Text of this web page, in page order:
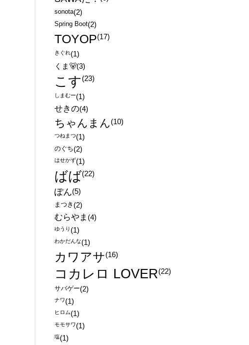
sonota(2)
Spring Boot(2)
TOYOP(17)
きぐれ(1)
くま🐻(3)
こす(23)
しまむー(1)
せきの(4)
ちゃんまん(10)
つねまつ(1)
のぐち(2)
はせかず(1)
ばば(22)
ぽん(5)
まつき (2)
むらやま (4)
ゆうり (1)
わかだんな(1)
カワアサ(16)
コカレロ LOVER(22)
サバゲー(2)
ナワ(1)
ヒロム(1)
モモサワ(1)
塩(1)